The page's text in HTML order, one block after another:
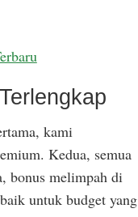
kami
Kedua, semua
bonus melimpah di
untuk budget yang